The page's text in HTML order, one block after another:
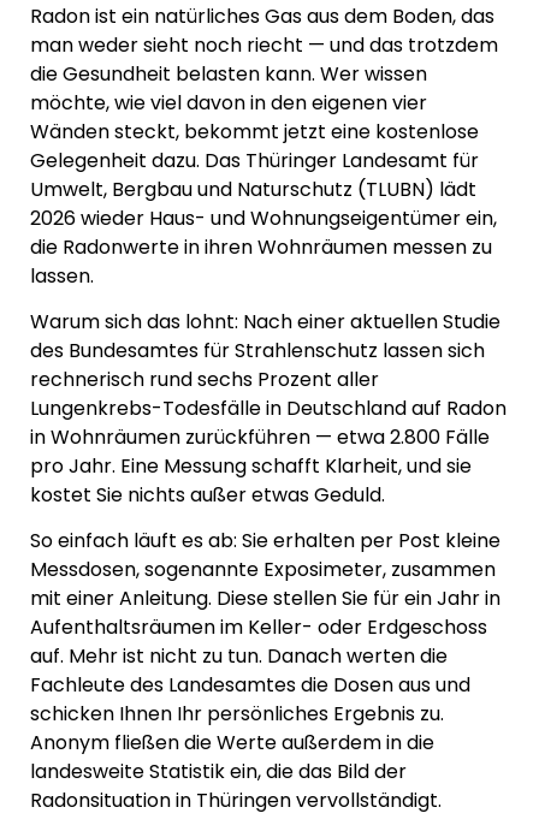
Radon ist ein natürliches Gas aus dem Boden, das
man weder sieht noch riecht — und das trotzdem
die Gesundheit belasten kann. Wer wissen
möchte, wie viel davon in den eigenen vier
Wänden steckt, bekommt jetzt eine kostenlose
Gelegenheit dazu. Das Thüringer Landesamt für
Umwelt, Bergbau und Naturschutz (TLUBN) lädt
2026 wieder Haus- und Wohnungseigentümer ein,
die Radonwerte in ihren Wohnräumen messen zu
lassen.
Warum sich das lohnt: Nach einer aktuellen Studie
des Bundesamtes für Strahlenschutz lassen sich
rechnerisch rund sechs Prozent aller
Lungenkrebs-Todesfälle in Deutschland auf Radon
in Wohnräumen zurückführen — etwa 2.800 Fälle
pro Jahr. Eine Messung schafft Klarheit, und sie
kostet Sie nichts außer etwas Geduld.
So einfach läuft es ab: Sie erhalten per Post kleine
Messdosen, sogenannte Exposimeter, zusammen
mit einer Anleitung. Diese stellen Sie für ein Jahr in
Aufenthaltsräumen im Keller- oder Erdgeschoss
auf. Mehr ist nicht zu tun. Danach werten die
Fachleute des Landesamtes die Dosen aus und
schicken Ihnen Ihr persönliches Ergebnis zu.
Anonym fließen die Werte außerdem in die
landesweite Statistik ein, die das Bild der
Radonsituation in Thüringen vervollständigt.